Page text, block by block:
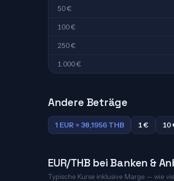
50 €
100 €
250 €
1.000 €
Andere Beträge
1 EUR = 38,1956 THB 1 € 10
EUR/THB bei Banken &
Typische Kurse inklusive Marge — wie